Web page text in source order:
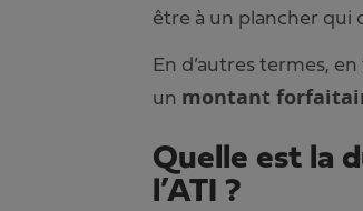
être à un plancher qui
En d’autres termes,
un montant
Quelle est la
l’ATI ?